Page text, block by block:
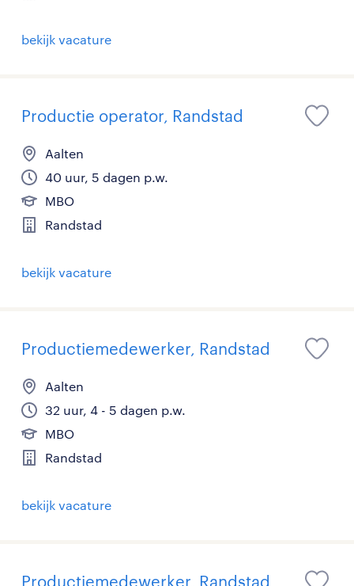
bekijk vacature
Productie operator, Randstad
Aalten
40 uur, 5 dagen p.w.
MBO
Randstad
bekijk vacature
Productiemedewerker, Randstad
Aalten
32 uur, 4 - 5 dagen p.w.
MBO
Randstad
bekijk vacature
Productiemedewerker, Randstad